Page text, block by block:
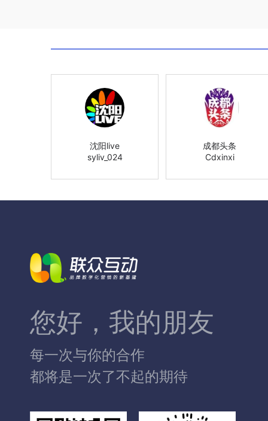
沈阳live
syliv_024
成都头条
Cdxinxi
您好，我的朋友
每一次与你的合作
都将是一次了不起的期待